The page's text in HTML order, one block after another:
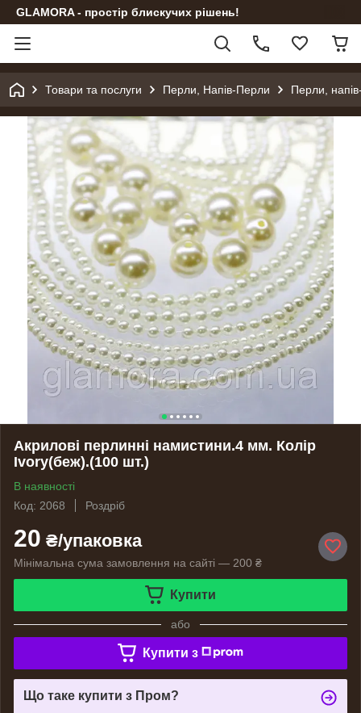
GLAMORA - простір блискучих рішень!
Товари та послуги Перли, Напів-Перли Перли,
Акрилові перлинні намистини.4 мм. Колір
Ivory(беж).(100 шт.)
В наявності
Код: 2068
Роздріб
20 ₴/упаковка
Мінімальна сума замовлення на сайті — 200 ₴
Купити
або
Купити з
Що таке купити з Пром?